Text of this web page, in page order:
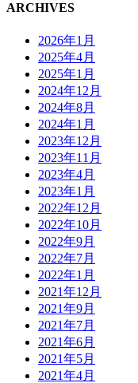
ARCHIVES
2026年1月
2025年4月
2025年1月
2024年12月
2024年8月
2024年1月
2023年12月
2023年11月
2023年4月
2023年1月
2022年12月
2022年10月
2022年9月
2022年7月
2022年1月
2021年12月
2021年9月
2021年7月
2021年6月
2021年5月
2021年4月